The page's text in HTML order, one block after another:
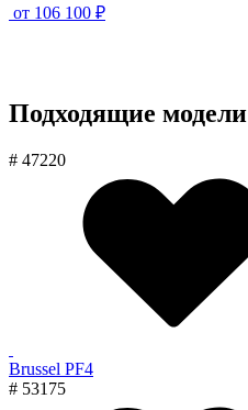
от 106 100 ₽
Подходящие модели
# 47220
Brussel PF4
# 53175